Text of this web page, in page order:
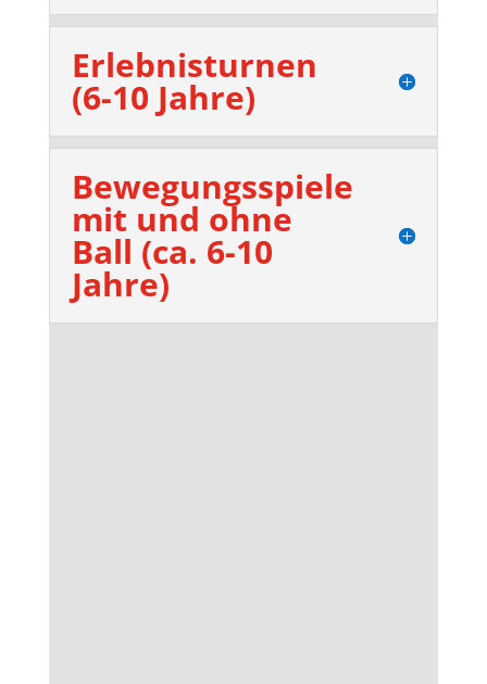
Erlebnisturnen
(6-10 Jahre)
Bewegungsspiele
mit und ohne
Ball (ca. 6-10
Jahre)